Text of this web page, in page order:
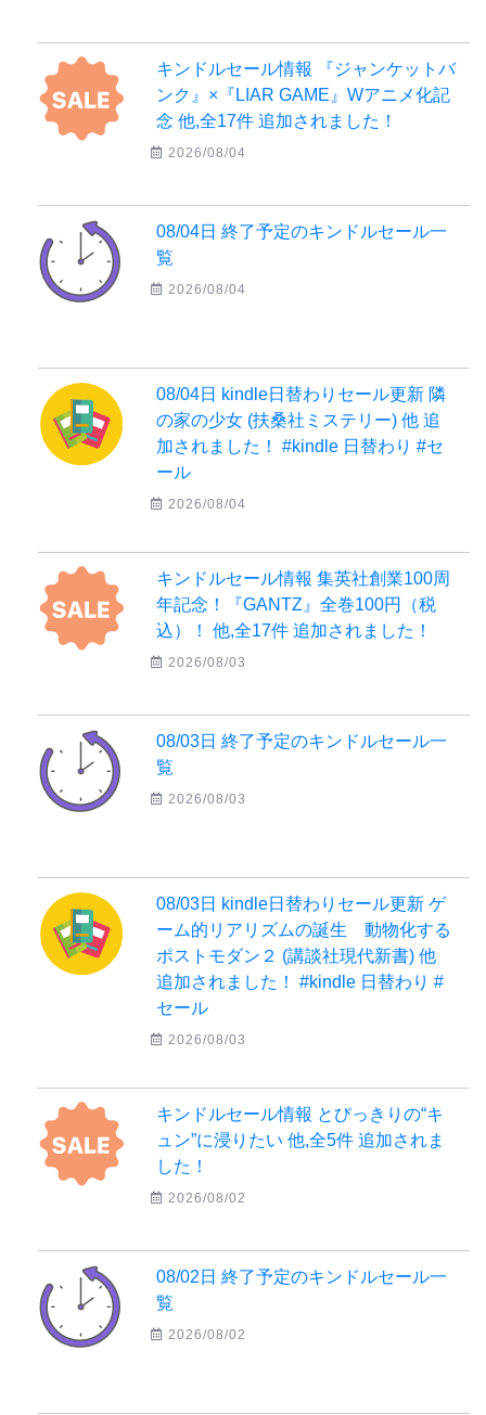
キンドルセール情報 『ジャンケットバ
ンク』×『LIAR GAME』Wアニメ化記
念 他,全17件 追加されました！
2026/08/04
08/04日 終了予定のキンドルセール一
覧
2026/08/04
08/04日 kindle日替わりセール更新 隣
の家の少女 (扶桑社ミステリー) 他 追
加されました！ #kindle 日替わり #セ
ール
2026/08/04
キンドルセール情報 集英社創業100周
年記念！『GANTZ』全巻100円（税
込）！ 他,全17件 追加されました！
2026/08/03
08/03日 終了予定のキンドルセール一
覧
2026/08/03
08/03日 kindle日替わりセール更新 ゲ
ーム的リアリズムの誕生 動物化する
ポストモダン２ (講談社現代新書) 他
追加されました！ #kindle 日替わり #
セール
2026/08/03
キンドルセール情報 とびっきりの“キ
ュン”に浸りたい 他,全5件 追加されま
した！
2026/08/02
08/02日 終了予定のキンドルセール一
覧
2026/08/02